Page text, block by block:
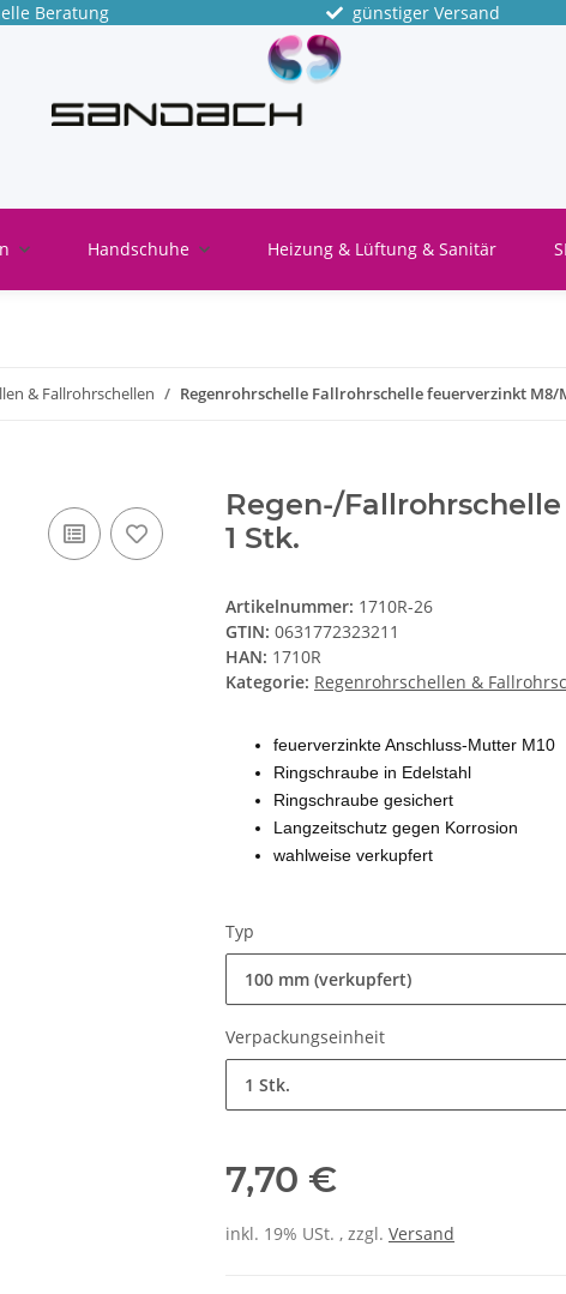
Beratung günstiger Versand
Handschuhe Heizung & Lüftung & Sanitär
& Fallrohrschellen Regenrohrschelle Fallrohrschelle feuerverzinkt M8/
Regen-/
1 Stk.
Artikelnummer: 1710R-26
GTIN: 0631772323211
HAN: 1710R
Kategorie: Regenrohrschellen &
feuerverzinkte Anschluss-Mutter M10
Ringschraube in Edelstahl
Ringschraube gesichert
Langzeitschutz gegen Korrosion
wahlweise verkupfert
Typ
100 mm (verkupfert)
Verpackungseinheit
1 Stk.
7,70 €
inkl. 19% USt. , zzgl. Versand